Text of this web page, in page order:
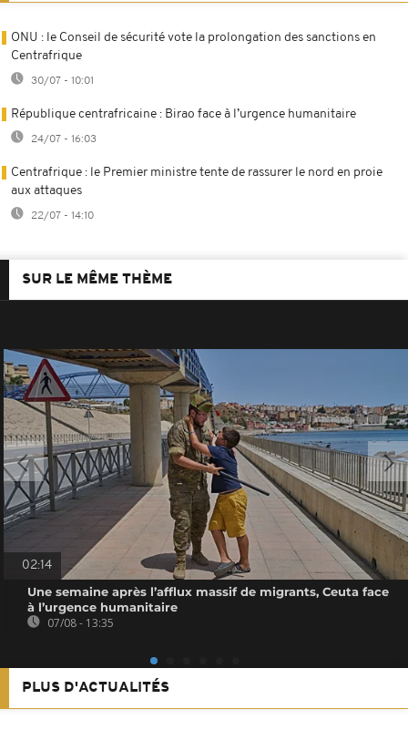
ONU : le Conseil de sécurité vote la prolongation des sanctions en
Centrafrique
30/07 - 10:01
République centrafricaine : Birao face à l’urgence humanitaire
24/07 - 16:03
Centrafrique : le Premier ministre tente de rassurer le nord en proie
aux attaques
22/07 - 14:10
SUR LE MÊME THÈME
02:14
Une semaine après l’afflux massif de migrants, Ceuta face
à l’urgence humanitaire
07/08 - 13:35
PLUS D'ACTUALITÉS